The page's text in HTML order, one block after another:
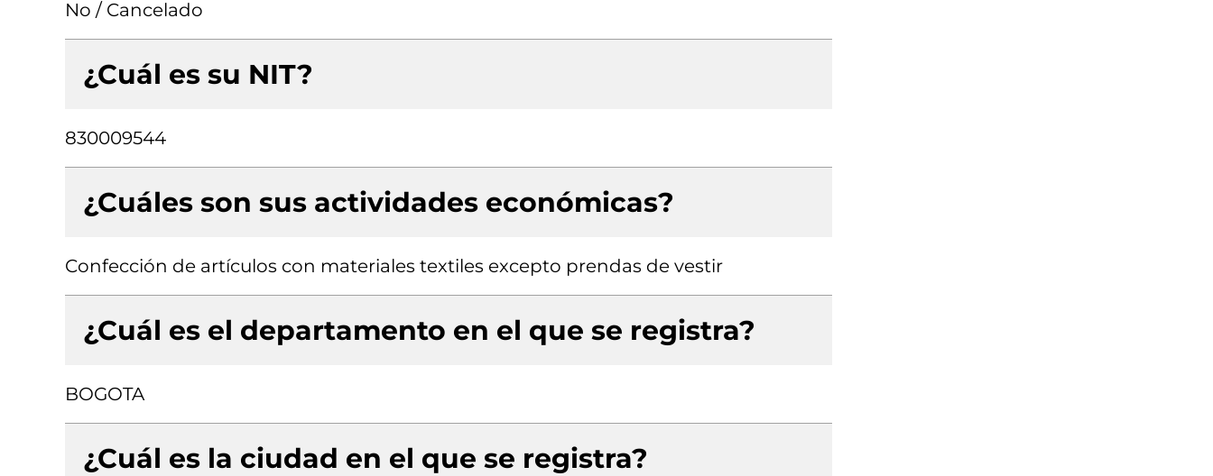
No / Cancelado
¿Cuál es su NIT?
830009544
¿Cuáles son sus actividades económicas?
Confección de artículos con materiales textiles excepto prendas de vestir
¿Cuál es el departamento en el que se registra?
BOGOTA
¿Cuál es la ciudad en el que se registra?